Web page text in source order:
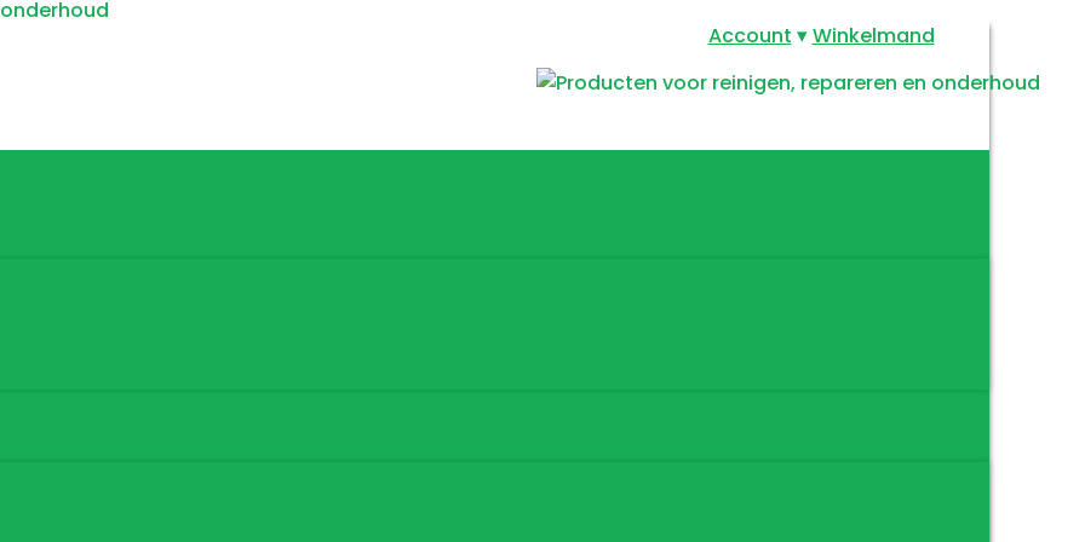
Account Winkelmand